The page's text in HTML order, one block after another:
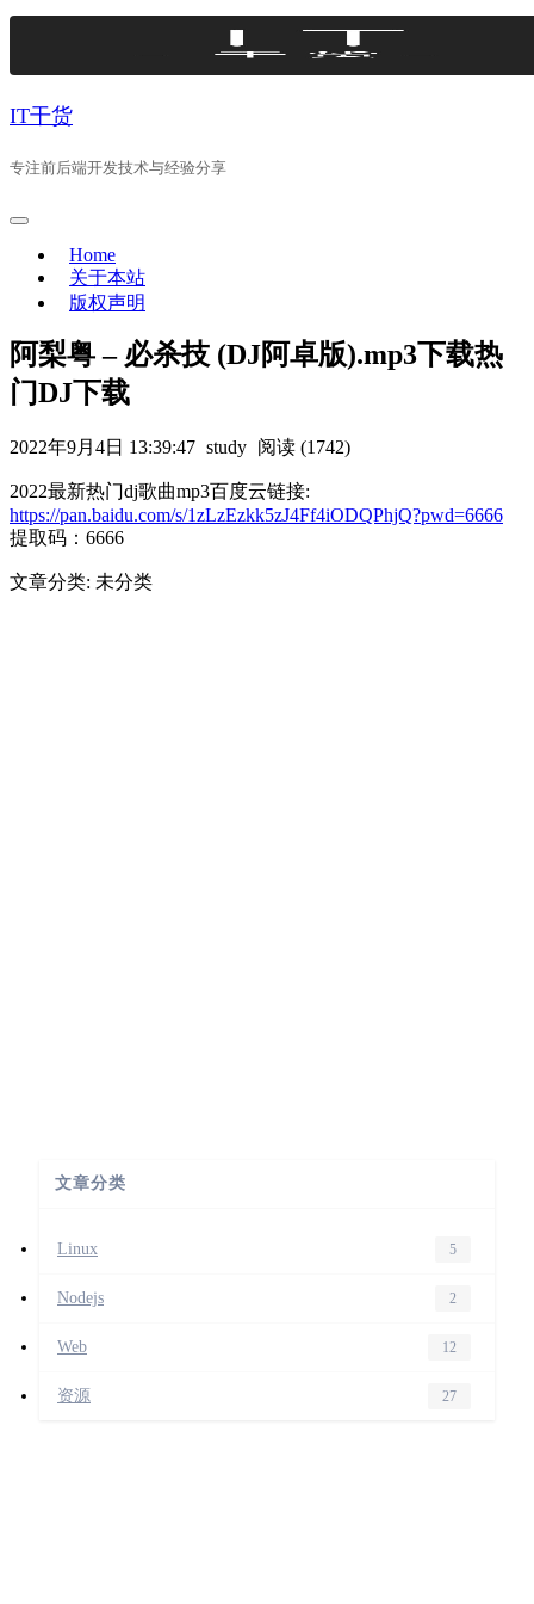
Skip
IT干货
专注前后端开发技术与经验分享
Home
关于本站
版权声明
阿梨粤 – 必杀技 (DJ阿卓版).mp3下载热
门DJ下载
2022年9月4日 13:39:47 study 阅读 (1742)
2022最新热门dj歌曲mp3百度云链接:
https://pan.baidu.com/s/1zLzEzkk5zJ4Ff4iODQPhjQ?pwd=6666
提取码：6666
文章分类: 未分类
文章分类
Linux 5
Nodejs 2
Web 12
资源 27